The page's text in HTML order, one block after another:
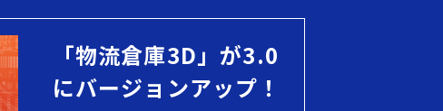
「物流倉庫3D」が3.0
にバージョンアップ！